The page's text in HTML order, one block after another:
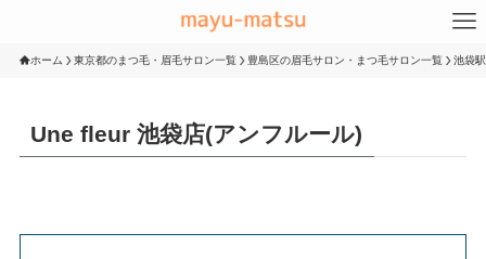
ホーム 東京都のまつ毛・眉毛サロン一覧 豊島区の眉毛サロン・まつ毛サロン一覧 池袋
Une fleur 池袋店(アンフルール)